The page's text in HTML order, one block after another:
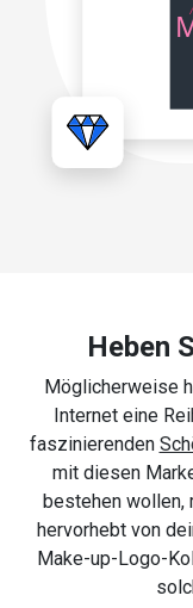
Heben
Möglicherweise
Internet eine
faszinierenden
mit diesen
bestehen wollen,
hervorhebt von
Make-up-Logo-